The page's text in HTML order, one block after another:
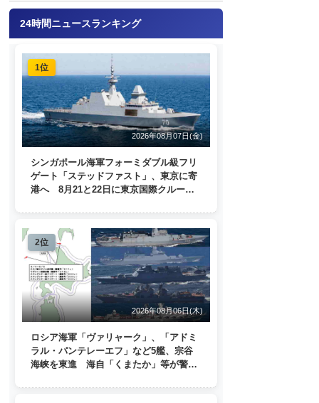
24時間ニュースランキング
1位
2026年08月07日(金)
シンガポール海軍フォーミダブル級フリ
ゲート「ステッドファスト」、東京に寄
港へ 8月21と22日に東京国際クルーズ
2位
2026年08月06日(木)
ロシア海軍「ヴァリャーク」、「アドミ
ラル・パンテレーエフ」など5艦、宗谷
海峡を東進 海自「くまたか」等が警戒